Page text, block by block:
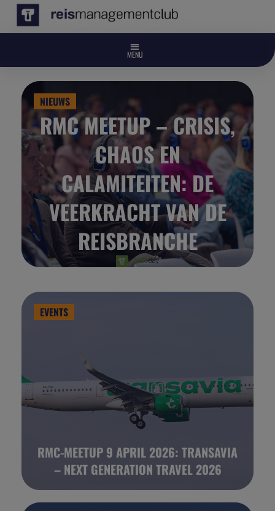
NIEUWS
RMC MEETUP – CRISIS,
CHAOS EN
CALAMITEITEN: DE
VEERKRACHT VAN DE
REISBRANCHE
EVENTS
RMC-MEETUP 9 APRIL 2026: TRANSAVIA
– NEXT GENERATION TRAVEL 2026